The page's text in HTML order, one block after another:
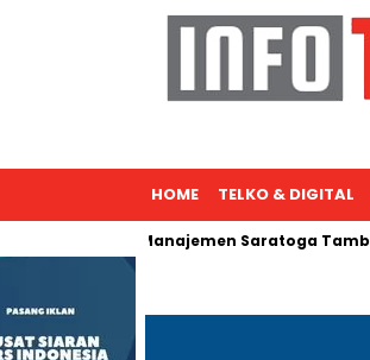
HOME TELKO & DIGITAL
Manajemen Saratoga Tambah